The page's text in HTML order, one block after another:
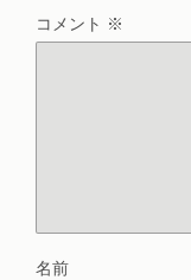
コメント ※
名前